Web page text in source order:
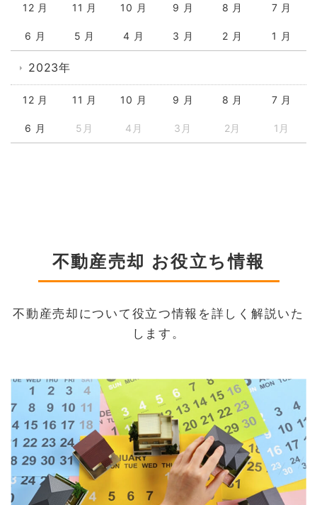
12 月 11 月 10 月 9 月 8 月 7 月
6 月 5 月 4 月 3 月 2 月 1 月
2023年
12 月 11 月 10 月 9 月 8 月 7 月
6 月 5月 4月 3月 2月 1月
不動産売却 お役立ち情報
不動産売却について役立つ情報を詳しく解説いた
します。